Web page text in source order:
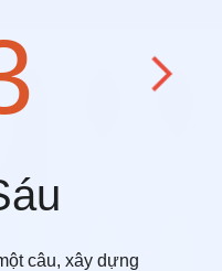
câu, xây dựng